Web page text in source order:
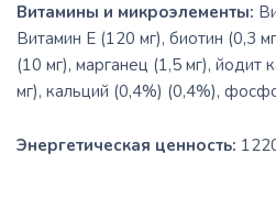
Витамины и микроэлементы:
Витамин Е (120 мг), биотин (0,3
(10 мг), марганец (1,5 мг), йодит
мг), кальций (0,4%) (0,4%),
Энергетическая ценность: